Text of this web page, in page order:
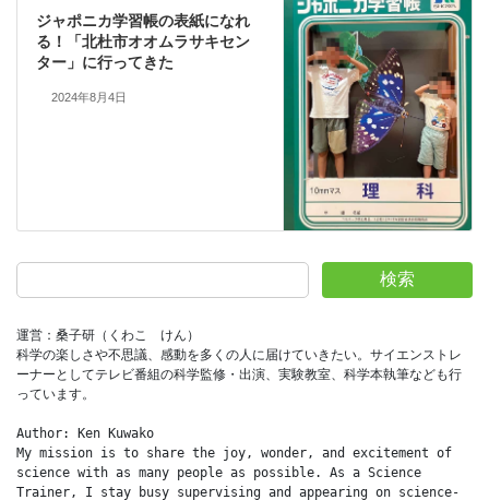
ジャポニカ学習帳の表紙になれ
る！「北杜市オオムラサキセン
ター」に行ってきた
2024年8月4日
検索
運営：桑子研（くわこ　けん）
科学の楽しさや不思議、感動を多くの人に届けていきたい。サイエンストレ
ーナーとしてテレビ番組の科学監修・出演、実験教室、科学本執筆なども行
っています。
Author: Ken Kuwako
My mission is to share the joy, wonder, and excitement of
science with as many people as possible. As a Science
Trainer, I stay busy supervising and appearing on science-